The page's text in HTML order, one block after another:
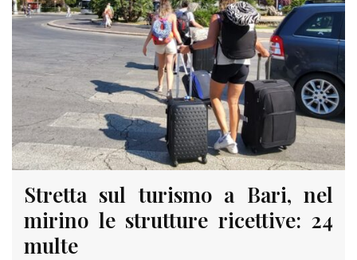
Stretta sul turismo a Bari, nel
mirino le strutture ricettive: 24
multe